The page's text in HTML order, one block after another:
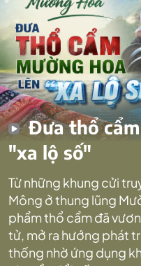
Đưa thổ
"xa lộ số"
Từ những khung cửi
Mông ở thung lũng
phẩm thổ cẩm đã
tử, mở ra hướng phát
thống nhờ ứng dụng